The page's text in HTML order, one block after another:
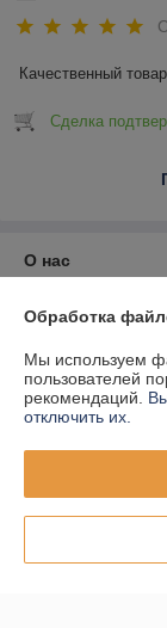
Качественный
Сделка
О нас
Контакты
Доставка и
График работы
Политика
Обработка
Мы используем
пользователей
рекомендаций.
отключить их.